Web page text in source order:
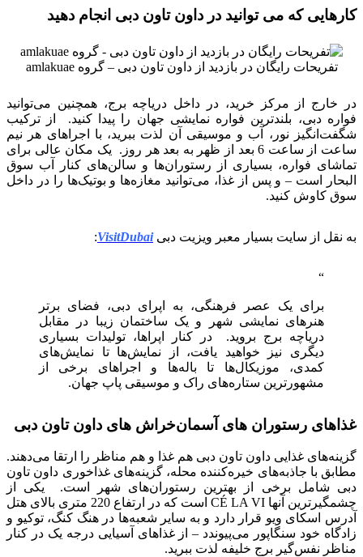
کارهایی که می توانید در داون تاون دبی انجام دهید
تفریحات رایگان در بازدید از داون تاون دبی – گروه amlakuae
در خارج از مرکز خرید، در داخل دریاچه برج، همچنین می‌توانید
فواره دبی، بلندترین فواره نمایشی جهان را پیدا کنید. از ترکیب
شگفت‌انگیز نور، آب و موسیقی آن لذت ببرید، با اجراهای هر نیم
ساعت از ساعت 6 بعد از ظهر به بعد هر روز. یک مکان عالی برای
تماشای فواره، بسیاری از رستوران‌ها و سالن‌های کنار آب سوق
البحار است – و پس از غذا، می‌توانید مغازه‌ها و بوتیک‌ها را در داخل
سوق کاوش کنید.
به نقل از سایت بسیار معبر ویزیت دبیVisitDubai
:
برای یک عصر فرهنگی، به اپرای دبی، فضای برتر
هنرهای نمایشی شهر و یک ساختمان زیبا در مقابل
دریاچه برج بروید. در کنار اپراها، تولیدات بسیاری
دیگری نیز خواهید یافت، از نمایش‌ها تا نمایش‌های
کمدی، موزیکال‌ها تا باله‌ها و اجراهای برخی از
مشهورترین ستاره‌های راک و موسیقی پاپ جهان.
غذاهای رستوران های آسمان‌خراش های داون تاون دبی
گزینه‌های غذایی داون تاون دبی هم غذا و هم مناظر را ارتقا می‌دهند.
مطابق با جاذبه‌های خیره‌کننده محله، گزینه‌های غذاخوری داون تاون
دبی شامل برخی از بهترین رستوران‌های شهر است. یکی از
چشمگیرترین آنها CÉ LA VI است که در ارتفاع 220 متری بالای هتل
آدرس اسکای ویو قرار دارد و به سایر شعبه‌ها در هنگ کنگ، توکیو و
زادگاه خود سنگاپور می‌پیوندد – از غذاهای آسیایی درجه یک در کنار
مناظر نفس‌گیر برج خلیفه لذت ببرید.